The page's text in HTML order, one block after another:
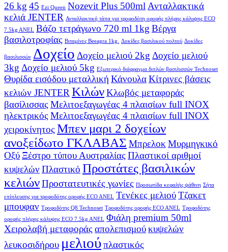
26 kg 45 Ezi Queen Nozevit Plus 500mlΑνταλλακτικά
κελιά JENTER Ανταλλακτική τάπα για τροφοδότη οροφής πλήρης κάλυψης ECO
7.5kg ANEL Βάζο τετράγωνο 720 ml 1kg Βέργα
βασιλοτροφίας Βιταμίνες Beeagra 1kg. Δοκίδες βασιλικού πολτού Δοκίδες
βασιλισσών Δοχείο Δοχείο μελιού 2kg Δοχείο μελιού
3kg Δοχείο μελιού 5kg Εξωτερικό διάφραγμα διπλών βασιλισσών Technoset
Θυρίδα εισόδου μεταλλική ΚάνουλαΚίτρινες βάσεις
κελιών JENTERΚιλώνΚλωβός μεταφοράς
βασίλισσας Μελιτοεξαγωγέας 4 πλαισίων full INOX
ηλεκτρικός Μελιτοεξαγωγέας 4 πλαισίων full INOX
χειροκίνητος Μπεν μαρι 2 δοχείων
ανοξείδωτο ΓΚΛΑΒΑΣ ΜπρελοκΜυρμηγκικό
Οξύ Ξέστρο τύπου Αυστραλίας Πλαστικοί αριθμοί
κυψελών Πλαστικό Προστάτες βασιλικών
κελιώνΠροστατευτικές γωνίες Προσωπίδα κεφαλής ψάθινη Σήτα
επίπλευσης για τροφοδότης οροφής ECO ANEL Τενέκες μελιούΤζακετ
μπουφαν Τροφοδότης Q8 Technoset Τροφοδότης οροφής ECO ANEL Τροφοδότης
οροφής πλήρης κάλυψης ECO 7.5kg ANEL Φιάλη premium 50ml
Χειρολαβή μεταφοράς απολεπισμούκυψελών
λευκοσιδήρου μελιούπλαστικός